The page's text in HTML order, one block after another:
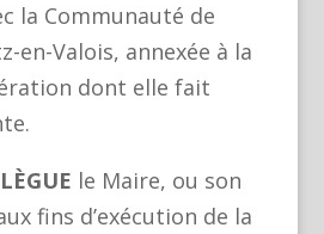
la Communauté de
en-Valois, annexée à la
dont elle fait
le Maire, ou son
fins d’exécution de la